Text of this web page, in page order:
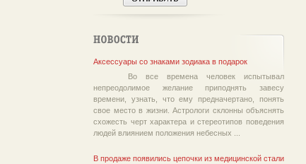
Аксессуары со знаками зодиака в подарок
Во все времена человек испытывал
непреодолимое желание приподнять завесу
времени, узнать, что ему предначертано, понять
свое место в жизни. Астрологи склонны объяснять
схожесть черт характера и стереотипов поведения
людей влиянием положения небесных ...
В продаже появились цепочки из медицинской стали